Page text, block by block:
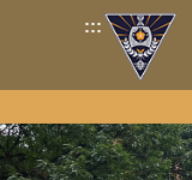
內
容
:::